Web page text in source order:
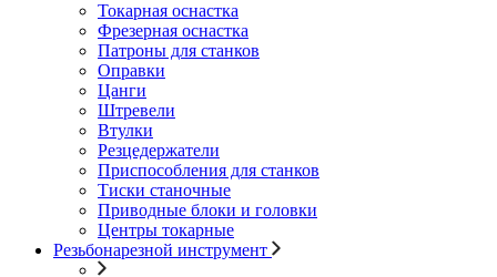
Токарная оснастка
Фрезерная оснастка
Патроны для станков
Оправки
Цанги
Штревели
Втулки
Резцедержатели
Приспособления для станков
Тиски станочные
Приводные блоки и головки
Центры токарные
Резьбонарезной инструмент